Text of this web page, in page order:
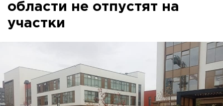
области не отпустят на
участки